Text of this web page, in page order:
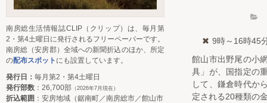
9時～16時45
館山市出野尾の小
具」が、国指定の
して、鎌倉時代か
定される20種類の
南房総生活情報誌CLIP（クリップ）は、毎月第
2・第4土曜日に発行されるフリーペーパーです。
南房総（安房郡）全域への新聞折込のほか、所定
の配布スポット にも設置しています。
発行日： 毎月第2・第4土曜日
発行部数 ：26,700部 （2026年7月現在）
折込範囲 ：安房地域（鋸南町／南房総市／館山市